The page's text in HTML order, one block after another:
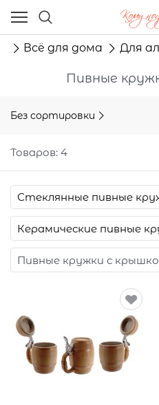
Всё для дома Для
Пивные
Без сортировки
Товаров: 4
Стеклянные пивные
Керамические пивные
Пивные кружки с
Ваш город - Москва,
угадали?
ДА НЕТ